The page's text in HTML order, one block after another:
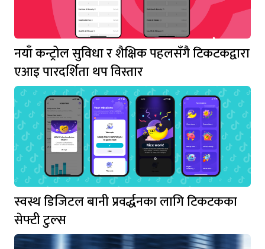
नयाँ कन्ट्रोल सुविधा र शैक्षिक पहलसँगै टिकटकद्वारा
एआइ पारदर्शिता थप विस्तार
स्वस्थ डिजिटल बानी प्रवर्द्धनका लागि टिकटकका
सेफ्टी टुल्स